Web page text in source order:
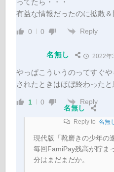
有益な情報だったのに拡散
0 0 Reply
名無し 2022年
やっぱこういうのってすぐ
されたときはほぼ終わったと
1 0
Reply
名無し
Reply to 名無
現代版「靴磨きの少年の
毎回FamiPay残高が貯ま
分はまだまだか。